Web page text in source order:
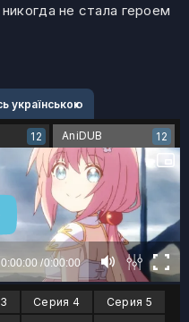
не стала героем
українською
12 AniDUB 12
Серия 4
Серия 5